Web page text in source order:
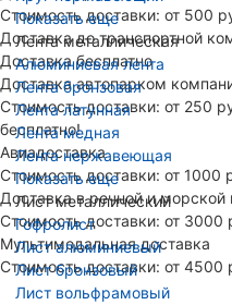
Показать еще
Лента металлическая
Алюминиевая лента
Лента бронзовая
Лента латунная
Лента медная
Лента нержавеющая
Показать еще
Лист металлический
Гофролист
Лист алюминиевый
Лист бронзовый
Лист вольфрамовый
Стоимость доставки: от 500
Доставка до транспортной
Доставка бесплатно
Доставка автопарком
Стоимость доставки: от 250
бесплатно!
Авиадоставка
Стоимость доставки: от 1000
Доставка в речной и морской
Стоимость доставки: от 3000
Мультимодальная доставка
Стоимость доставки: от 4500